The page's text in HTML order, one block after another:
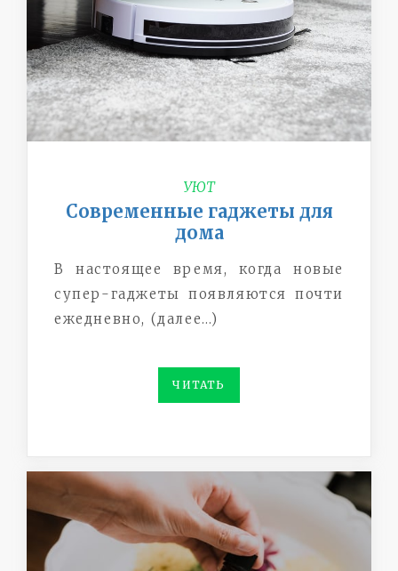
УЮТ
Современные гаджеты для
дома
В настоящее время, когда новые
супер-гаджеты появляются почти
ежедневно, (далее…)
ЧИТАТЬ